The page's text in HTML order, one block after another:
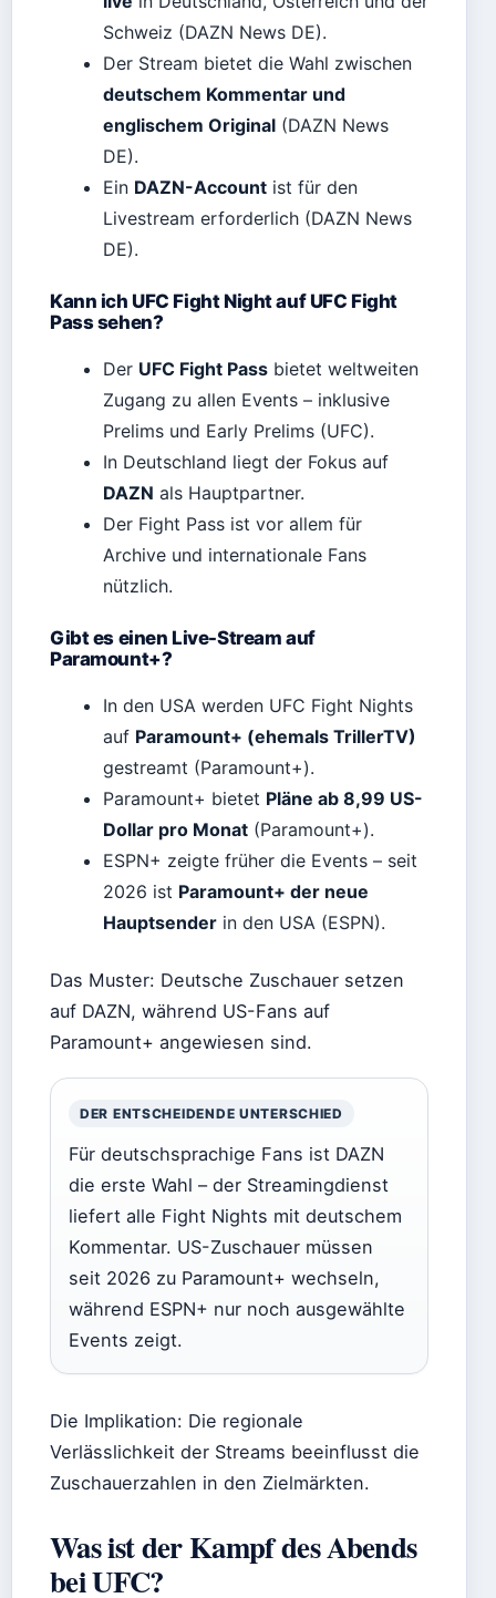
Schweiz (DAZN News DE).
Der Stream bietet die Wahl zwischen
deutschem Kommentar und
englischem Original (DAZN News
DE).
Ein DAZN-Account ist für den
Livestream erforderlich (DAZN News
DE).
Kann ich UFC Fight Night auf UFC Fight
Pass sehen?
Der UFC Fight Pass bietet weltweiten
Zugang zu allen Events – inklusive
Prelims und Early Prelims (UFC).
In Deutschland liegt der Fokus auf
DAZN als Hauptpartner.
Der Fight Pass ist vor allem für
Archive und internationale Fans
nützlich.
Gibt es einen Live-Stream auf
Paramount+?
In den USA werden UFC Fight Nights
auf Paramount+ (ehemals TrillerTV)
gestreamt (Paramount+).
Paramount+ bietet Pläne ab 8,99 US-
Dollar pro Monat (Paramount+).
ESPN+ zeigte früher die Events – seit
2026 ist Paramount+ der neue
Hauptsender in den USA (ESPN).
Das Muster: Deutsche Zuschauer setzen
auf DAZN, während US-Fans auf
Paramount+ angewiesen sind.
DER ENTSCHEIDENDE UNTERSCHIED
Für deutschsprachige Fans ist DAZN
die erste Wahl – der Streamingdienst
liefert alle Fight Nights mit deutschem
Kommentar. US-Zuschauer müssen
seit 2026 zu Paramount+ wechseln,
während ESPN+ nur noch ausgewählte
Events zeigt.
Die Implikation: Die regionale
Verlässlichkeit der Streams beeinflusst die
Zuschauerzahlen in den Zielmärkten.
Was ist der Kampf des Abends
bei UFC?